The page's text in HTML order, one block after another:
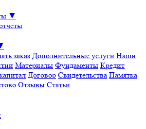
▼
заказ Дополнительные услуги Наши
Материалы Фундаменты Кредит
Договор Свидетельства Памятка
Отзывы Статьи